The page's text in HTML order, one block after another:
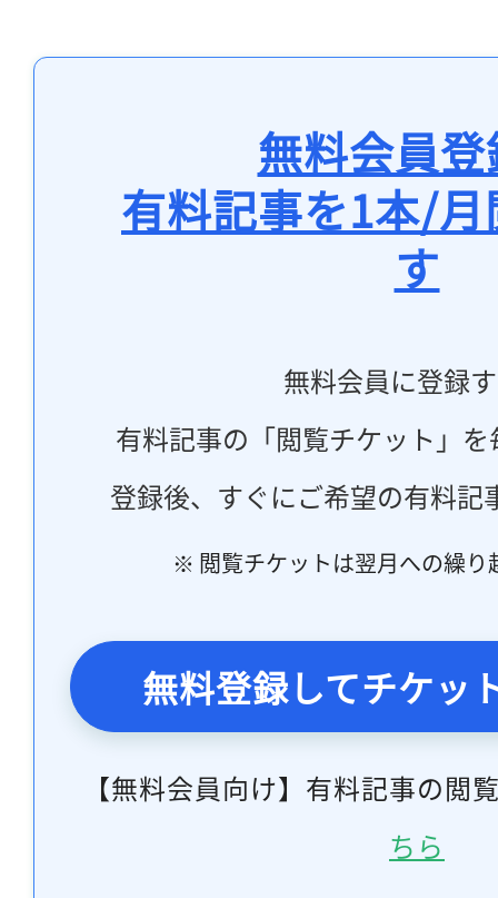
無料会員
有料記事を1本/
す
無料会員に登録
有料記事の「閲覧チケット」
登録後、すぐにご希望の有料記
※ 閲覧チケットは翌月への繰り
無料登録してチケッ
【無料会員向け】有料記事の閲
ちら